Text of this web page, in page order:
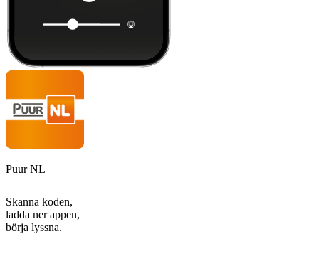
Puur NL
Skanna koden,
ladda ner appen,
börja lyssna.